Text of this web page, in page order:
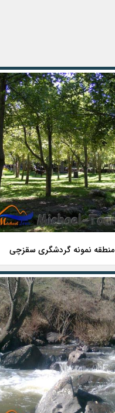
منطقه نمونه گردشگری سقزچی